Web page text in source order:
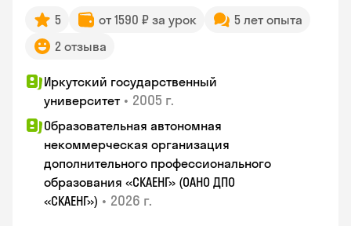
5 от 1590 ₽ за урок
5 лет опыта
2 отзыва
Иркутский государственный
университет • 2005 г.
Образовательная автономная
некоммерческая организация
дополнительного профессионального
образования «СКАЕНГ» (ОАНО ДПО
«СКАЕНГ») • 2026 г.